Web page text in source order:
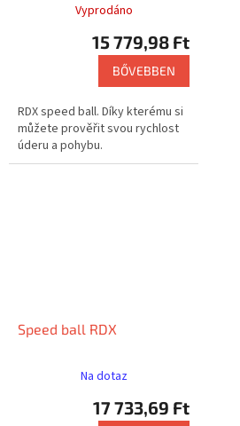
Vyprodáno
15 779,98 Ft
BŐVEBBEN
RDX speed ball. Díky kterému si
můžete prověřit svou rychlost
úderu a pohybu.
Speed ball RDX
Na dotaz
17 733,69 Ft